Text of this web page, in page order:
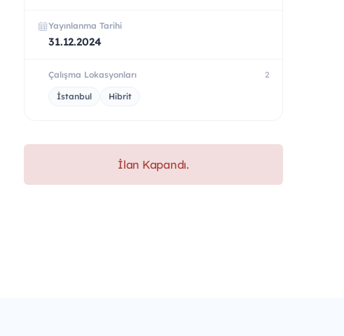
Yayınlanma Tarihi
31.12.2024
Çalışma Lokasyonları 2
İstanbul Hibrit
İlan Kapandı.